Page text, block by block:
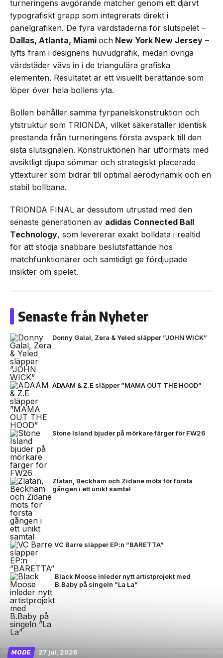
turneringens avgörande matcher genom ett djärvt
typografiskt grepp som integrerats direkt i
panelgrafiken. De fyra värdstäderna för slutspelet –
Dallas, Atlanta, Miami och New York New Jersey –
lyfts fram i designens huvudgrafik, medan övriga
värdstäder vävs in i de triangulära grafiska
elementen. Resultatet är ett visuellt berättande som
löper över hela bollens yta.
Bollen behåller samma fyrpanelskonstruktion och
ytstruktur som TRIONDA, vilket säkerställer identisk
prestanda från turneringens första avspark till den
sista slutsignalen. Konstruktionen har utformats med
avsiktligt djupa sömmar och strategiskt placerade
yttexturer som bidrar till optimal aerodynamik och en
stabil bollbana.
TRIONDA FINAL är dessutom utrustad med den
senaste generationen av adidas Connected Ball
Technology, som levererar exakt bolldata i realtid
för att stödja snabbare beslutsfattande hos
matchfunktionärer och samtidigt ge fördjupade
insikter om spelet.
Senaste från Nyheter
Donny Galal, Zera & Yeled släpper ”JOHN WICK”
ADAAM & Z.E släpper ”MAMA OUT THE HOOD”
Stone Island bjuder på mörkare färger för FW26
Zlatan, Beckham och Zidane möts för första
gången i ett unikt samtal
VC Barre släpper EP:n ”BARETTA”
Black Moose inleder nytt artistprojekt med
B.Baby på singeln ”La La”
MODE 27 jul, 2026